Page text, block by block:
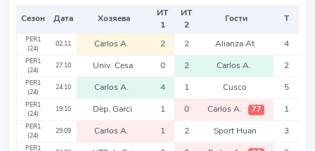
Сезон Дата Хозяева
ИТ
1
ИТ
2
Гости Т
PER1
(24)
02.11 Carlos A. 2 2 Alianza At 4
PER1
(24)
27.10 Univ. Cesa 0 2 Carlos A. 2
PER1
(24)
24.10 Carlos A. 4 1 Cusco 5
PER1
(24)
19.10 Dep. Garci 1 0 Carlos A. 77 1
PER1
(24)
29.09 Carlos A. 1 2 Sport Huan 3
PER1